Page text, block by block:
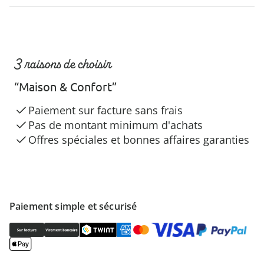
Paiement simple et sécurisé
3 raisons de choisir
“Maison & Confort”
Paiement sur facture sans frais
Pas de montant minimum d'achats
Offres spéciales et bonnes affaires garanties